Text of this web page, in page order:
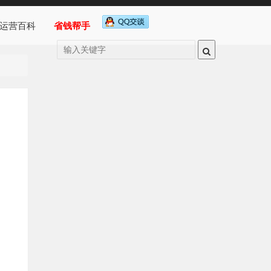
运营百科 省钱帮手